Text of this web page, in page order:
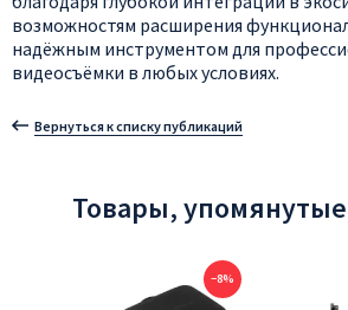
возможностям расширения
надёжным инструментом для
видеосъёмки в любыхусловиях.
Вернуться к списку публикаций
Товары, упомянутые
−8%